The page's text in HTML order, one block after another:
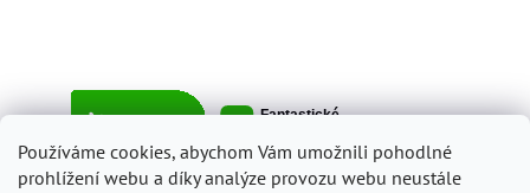
Používáme cookies, abychom Vám umožnili pohodlné
prohlížení webu a díky analýze provozu webu neustále